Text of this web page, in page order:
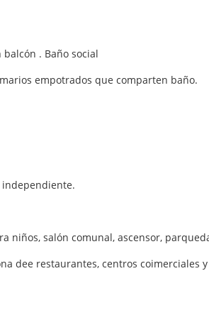
. Baño social
empotrados que comparten baño.
independiente.
niños, salón comunal, ascensor,
dee restaurantes, centros coimerciales